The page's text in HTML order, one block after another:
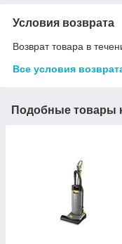
Условия возврата
Возврат товара в
Все условия
Подобные товары